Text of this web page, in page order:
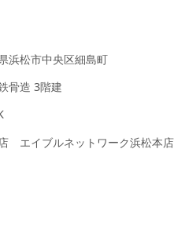
浜松市中央区細島町
骨造 3階建
エイブルネットワーク浜松本店